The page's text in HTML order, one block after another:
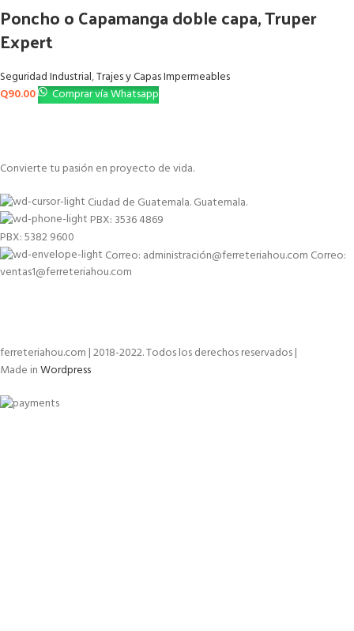
Poncho o Capamanga doble capa, Truper
Expert
Seguridad Industrial,Trajes y Capas Impermeables
Q90.00 Comprar vía Whatsapp
Convierte tu pasión en proyecto de vida.
Ciudad de Guatemala. Guatemala.
PBX: 3536 4869
PBX: 5382 9600
Correo: administración@ferreteriahou.com Correo:
ventas1@ferreteriahou.com
ferreteriahou.com | 2018-2022. Todos los derechos reservados |
Made inWordpress